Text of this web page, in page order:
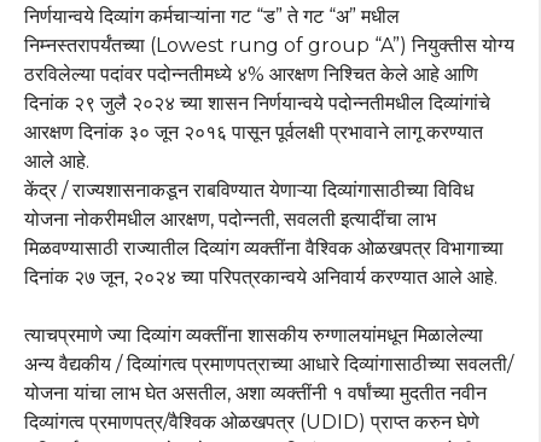
निर्णयान्वये दिव्यांग कर्मचाऱ्यांना गट “ड” ते गट “अ” मधील
निम्नस्तरापर्यंतच्या (Lowest rung of group “A”) नियुक्तीस योग्य
ठरविलेल्या पदांवर पदोन्नतीमध्ये ४% आरक्षण निश्चित केले आहे आणि
दिनांक २९ जुलै २०२४ च्या शासन निर्णयान्वये पदोन्नतीमधील दिव्यांगांचे
आरक्षण दिनांक ३० जून २०१६ पासून पूर्वलक्षी प्रभावाने लागू करण्यात
आले आहे.
केंद्र / राज्यशासनाकडून राबविण्यात येणाऱ्या दिव्यांगासाठीच्या विविध
योजना नोकरीमधील आरक्षण, पदोन्नती, सवलती इत्यादींचा लाभ
मिळवण्यासाठी राज्यातील दिव्यांग व्यक्तींना वैश्विक ओळखपत्र विभागाच्या
दिनांक २७ जून, २०२४ च्या परिपत्रकान्वये अनिवार्य करण्यात आले आहे.
त्याचप्रमाणे ज्या दिव्यांग व्यक्तींना शासकीय रुग्णालयांमधून मिळालेल्या
अन्य वैद्यकीय / दिव्यांगत्व प्रमाणपत्राच्या आधारे दिव्यांगासाठीच्या सवलती/
योजना यांचा लाभ घेत असतील, अशा व्यक्तींनी १ वर्षांच्या मुदतीत नवीन
दिव्यांगत्व प्रमाणपत्र/वैश्विक ओळखपत्र (UDID) प्राप्त करुन घेणे